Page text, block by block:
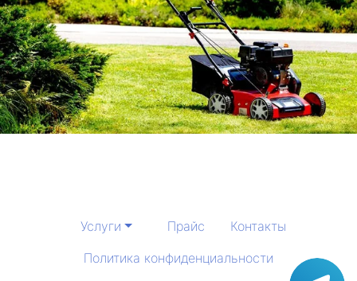
Услуги Прайс
Контакты
Политика конфиденциальности